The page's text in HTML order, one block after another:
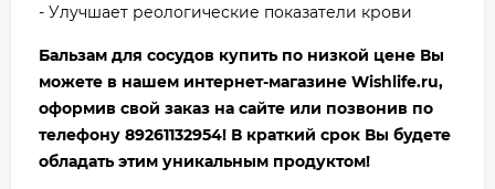
- Улучшает реологические показатели крови
Бальзам для сосудов купить по низкой цене Вы
можете в нашем интернет-магазине Wishlife.ru,
оформив свой заказ на сайте или позвонив по
телефону 89261132954! В краткий срок Вы будете
обладать этим уникальным продуктом!